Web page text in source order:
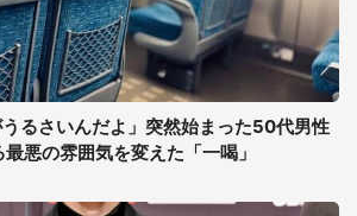
るさいんだよ」突然始まった50代男性
悪の雰囲気を変えた「一喝」